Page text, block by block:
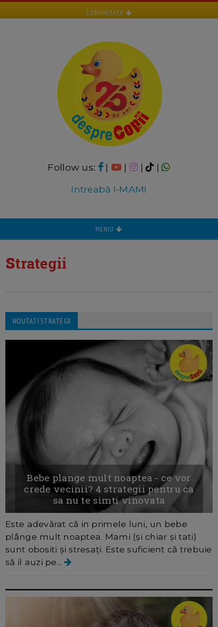
COMUNITATE
Follow us: | | |
|
Intreabă I-MAMI
MENIU
strategii
NOUTATI STRATEGII
Bebe plange mult noaptea - ce vor
crede vecinii? 4 strategii pentru ca
sa nu te simti vinovata
Este adevărat că in primele luni, un bebe
plânge mult noaptea. Mami (și chiar și tati)
sunt obositi și stresați. Este suficient că trebuie
să il auzi pe...